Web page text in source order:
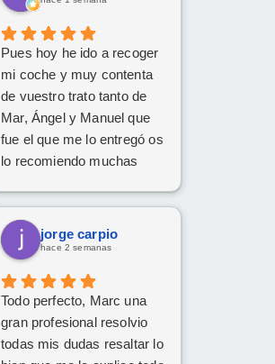
Pues hoy he ido a recoger
mi coche y muy contenta
de vuestro trato tanto de
Mar, Ángel y Manuel que
fue el que me lo entregó os
lo recomiendo muchas
jorge carpio
hace 2 semanas
Todo perfecto, Marc una
gran profesional resolvio
todas mis dudas resaltar lo